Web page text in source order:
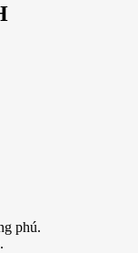
phú.